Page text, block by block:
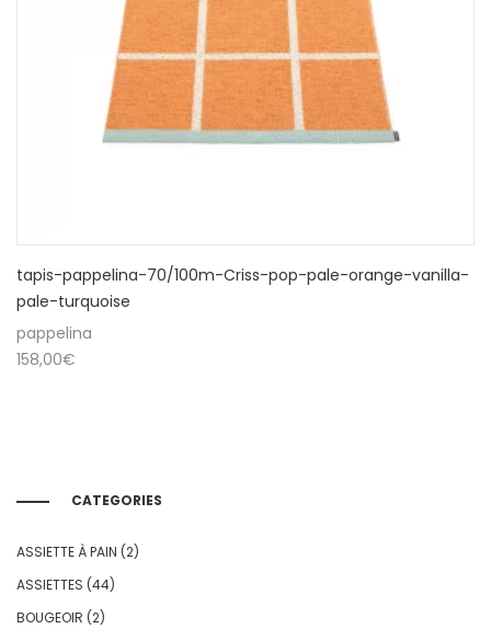
tapis-pappelina-70/100m-Criss-pop-pale-orange-vanilla-
pale-turquoise
pappelina
158,00€
CATEGORIES
ASSIETTE À PAIN (2)
ASSIETTES (44)
BOUGEOIR (2)